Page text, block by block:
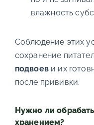
влажность
Соблюдение этих
сохранение
подвоеви их
после прививки.
Нужно ли
хранением?